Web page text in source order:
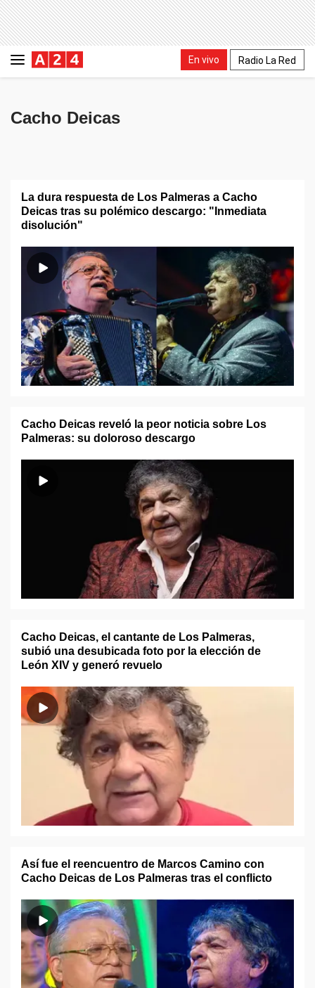
En vivo Radio La Red
Cacho Deicas
La dura respuesta de Los Palmeras a Cacho
Deicas tras su polémico descargo: "Inmediata
disolución"
Cacho Deicas reveló la peor noticia sobre Los
Palmeras: su doloroso descargo
Cacho Deicas, el cantante de Los Palmeras,
subió una desubicada foto por la elección de
León XIV y generó revuelo
Así fue el reencuentro de Marcos Camino con
Cacho Deicas de Los Palmeras tras el conflicto